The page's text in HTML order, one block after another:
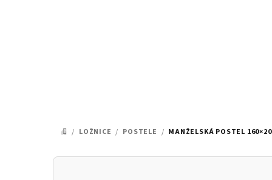
DOMŮ
/ LOŽNICE / POSTELE / MANŽELSKÁ POSTEL
P